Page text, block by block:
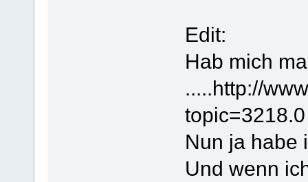
Edit:
Hab mich
.....http://
topic=3218.0
Nun ja habe
Und wenn